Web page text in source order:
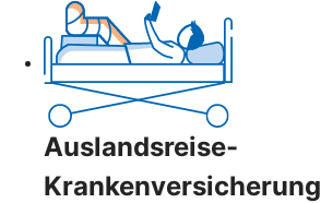
Auslandsreise-
Krankenversicherung